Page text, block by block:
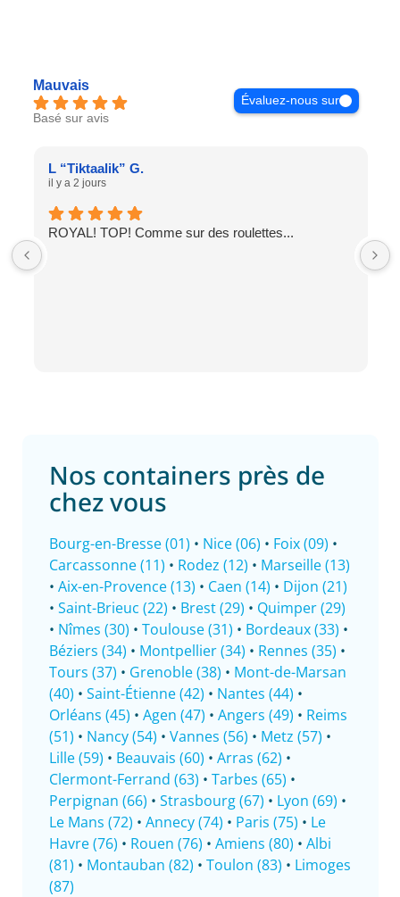
Mauvais
Basé sur avis
Évaluez-nous sur
L “Tiktaalik” G.
il y a 2 jours
ROYAL! TOP! Comme sur des roulettes...
Nos containers près de
chez vous
Bourg-en-Bresse (01) • Nice (06) • Foix (09) •
Carcassonne (11) • Rodez (12) • Marseille (13)
• Aix-en-Provence (13) • Caen (14) • Dijon (21)
• Saint-Brieuc (22) • Brest (29) • Quimper (29)
• Nîmes (30) • Toulouse (31) • Bordeaux (33) •
Béziers (34) • Montpellier (34) • Rennes (35) •
Tours (37) • Grenoble (38) • Mont-de-Marsan
(40) • Saint-Étienne (42) • Nantes (44) •
Orléans (45) • Agen (47) • Angers (49) • Reims
(51) • Nancy (54) • Vannes (56) • Metz (57) •
Lille (59) • Beauvais (60) • Arras (62) •
Clermont-Ferrand (63) • Tarbes (65) •
Perpignan (66) • Strasbourg (67) • Lyon (69) •
Le Mans (72) • Annecy (74) • Paris (75) • Le
Havre (76) • Rouen (76) • Amiens (80) • Albi
(81) • Montauban (82) • Toulon (83) • Limoges
(87)